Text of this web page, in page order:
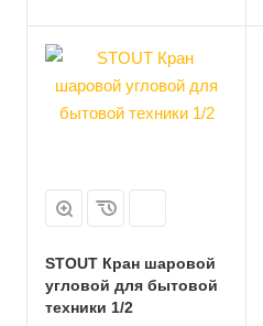
STOUT Кран шаровой
угловой для бытовой
техники 1/2